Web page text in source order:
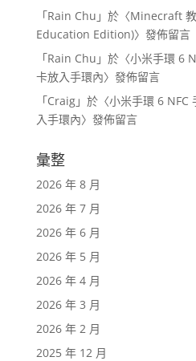
「Rain Chu 」於〈Minecraft
Education Edition)〉發佈留言
「Rain Chu 」於〈小米手環 6
卡放入手環內〉發佈留言
「Craig」於〈小米手環 6 NFC
入手環內〉發佈留言
彙整
2026 年 8 月
2026 年 7 月
2026 年 6 月
2026 年 5 月
2026 年 4 月
2026 年 3 月
2026 年 2 月
2025 年 12 月